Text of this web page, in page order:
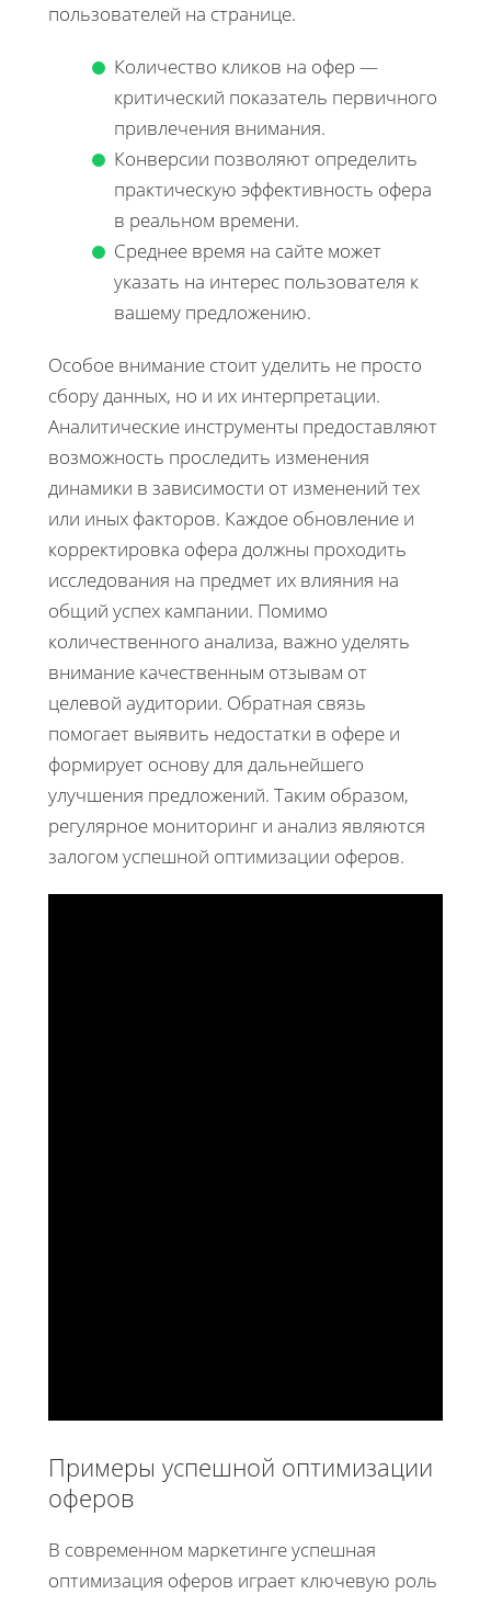
пользователей на странице.
Количество кликов на офер —
критический показатель первичного
привлечения внимания.
Конверсии позволяют определить
практическую эффективность офера
в реальном времени.
Среднее время на сайте может
указать на интерес пользователя к
вашему предложению.
Особое внимание стоит уделить не просто
сбору данных, но и их интерпретации.
Аналитические инструменты предоставляют
возможность проследить изменения
динамики в зависимости от изменений тех
или иных факторов. Каждое обновление и
корректировка офера должны проходить
исследования на предмет их влияния на
общий успех кампании. Помимо
количественного анализа, важно уделять
внимание качественным отзывам от
целевой аудитории. Обратная связь
помогает выявить недостатки в офере и
формирует основу для дальнейшего
улучшения предложений. Таким образом,
регулярное мониторинг и анализ являются
залогом успешной оптимизации оферов.
Примеры успешной оптимизации
оферов
В современном маркетинге успешная
оптимизация оферов играет ключевую роль